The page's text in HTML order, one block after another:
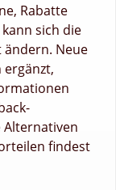
Rabatte
sich die
ändern. Neue
ergänzt,
Alternativen
findest